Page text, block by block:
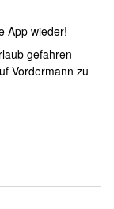
App wieder!
gefahren
Vordermann zu